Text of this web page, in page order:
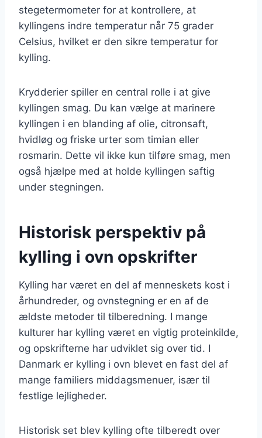
stegetermometer for at kontrollere, at
kyllingens indre temperatur når 75 grader
Celsius, hvilket er den sikre temperatur for
kylling.
Krydderier spiller en central rolle i at give
kyllingen smag. Du kan vælge at marinere
kyllingen i en blanding af olie, citronsaft,
hvidløg og friske urter som timian eller
rosmarin. Dette vil ikke kun tilføre smag, men
også hjælpe med at holde kyllingen saftig
under stegningen.
Historisk perspektiv på
kylling i ovn opskrifter
Kylling har været en del af menneskets kost i
århundreder, og ovnstegning er en af de
ældste metoder til tilberedning. I mange
kulturer har kylling været en vigtig proteinkilde,
og opskrifterne har udviklet sig over tid. I
Danmark er kylling i ovn blevet en fast del af
mange familiers middagsmenuer, især til
festlige lejligheder.
Historisk set blev kylling ofte tilberedt over